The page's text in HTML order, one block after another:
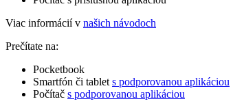
Viac informácií v našich návodoch
Prečítate na:
Pocketbook
Smartfón či tablet s podporovanou aplikáciou
Počítač s podporovanou aplikáciou